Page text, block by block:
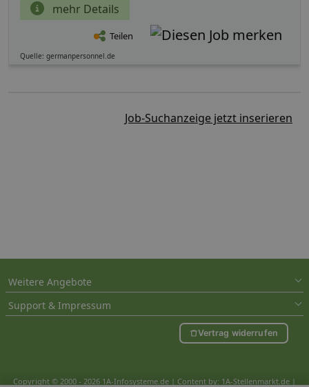
mehr Details
Teilen
Quelle: germanpersonnel.de
Job-Suchanzeige jetzt inserieren
Weitere Angebote
Support & Impressum
Vertrag widerrufen
Copyright © 2000 - 2026 1A-Infosysteme.de | Content by: 1A-Stellenmarkt.de |